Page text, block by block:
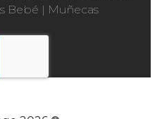
Bebé | Muñecas